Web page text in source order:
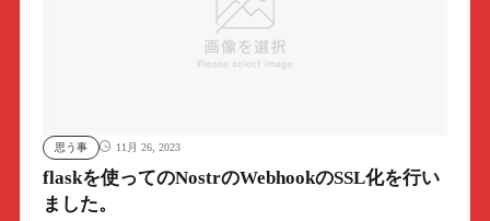
思う事 11月 26, 2023
flaskを使ってのNostrのWebhookのSSL化を行い
ました。